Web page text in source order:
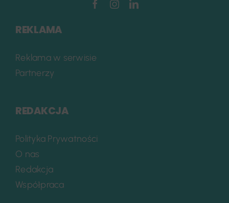
REKLAMA
Reklama w serwisie
Partnerzy
REDAKCJA
Polityka Prywatności
O nas
Redakcja
Współpraca